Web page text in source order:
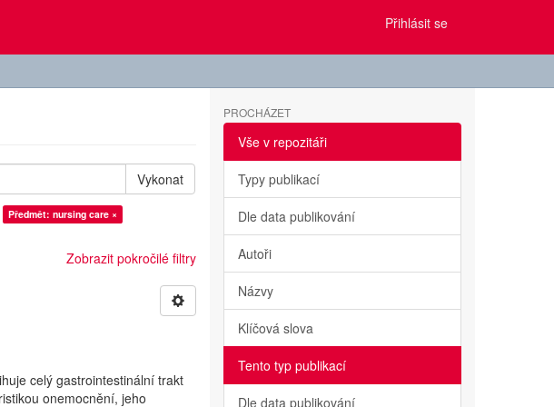
Přihlásit se
Vykonat
Předmět: nursing care ×
Zobrazit pokročilé filtry
celý gastrointestinální trakt
onemocnění, jeho
PROCHÁZET
Vše v repozitáři
Typy publikací
Dle data publikování
Autoři
Názvy
Klíčová slova
Tento typ publikací
Dle data publikování